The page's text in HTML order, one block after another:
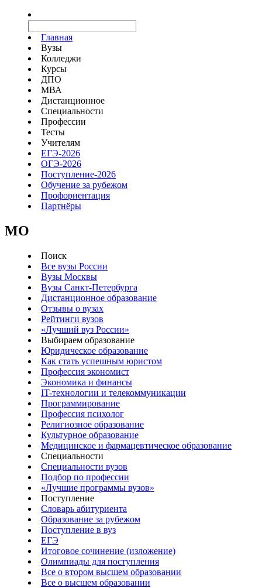
Главная
Вузы
Колледжи
Курсы
ДПО
МВА
Дистанционное
Специальности
Профессии
Тесты
Учителям
ЕГЭ-2026
ОГЭ-2026
Поступление-2026
Обучение за рубежом
Профориентация
Партнёры
MO
Поиск
Все вузы России
Вузы Москвы
Вузы Санкт-Петербурга
Дистанционное образование
Отзывы о вузах
Рейтинги вузов
«Лучший вуз России»
Выбираем образование
Юридическое образование
Как стать успешным юристом
Профессия экономист
Экономика и финансы
IT-технологии и телекоммуникации
Программирование
Профессия психолог
Религиозное образование
Культурное образование
Медицинское и фармацевтическое образование
Специальности
Специальности вузов
Подбор по профессии
«Лучшие программы вузов»
Поступление
Словарь абитуриента
Образование за рубежом
Поступление в вуз
ЕГЭ
Итоговое сочинение (изложение)
Олимпиады для поступления
Все о втором высшем образовании
Все о высшем образовании